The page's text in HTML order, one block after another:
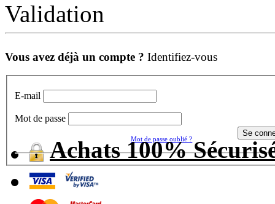
Validation
Vous avez déjà un compte ? Identifiez-vous
E-mail
Mot de passe
Mot de passe oublié ?
Achats 100%